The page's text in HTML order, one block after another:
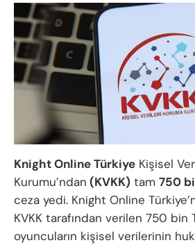
Knight Online Türkiye Kişisel
Kurumu’ndan (KVKK) tam 750
ceza yedi. Knight Online
KVKK tarafından verilen 750 bin
oyuncuların kişisel verilerinin